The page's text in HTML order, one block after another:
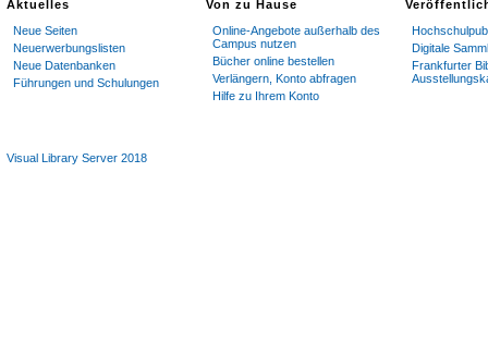
Aktuelles
Neue Seiten
Neuerwerbungslisten
Neue Datenbanken
Führungen und Schulungen
Von zu Hause
Online-Angebote außerhalb des
Campus nutzen
Bücher online bestellen
Verlängern, Konto abfragen
Hilfe zu Ihrem Konto
Digitale
Frankfurter
Visual Library Server 2018